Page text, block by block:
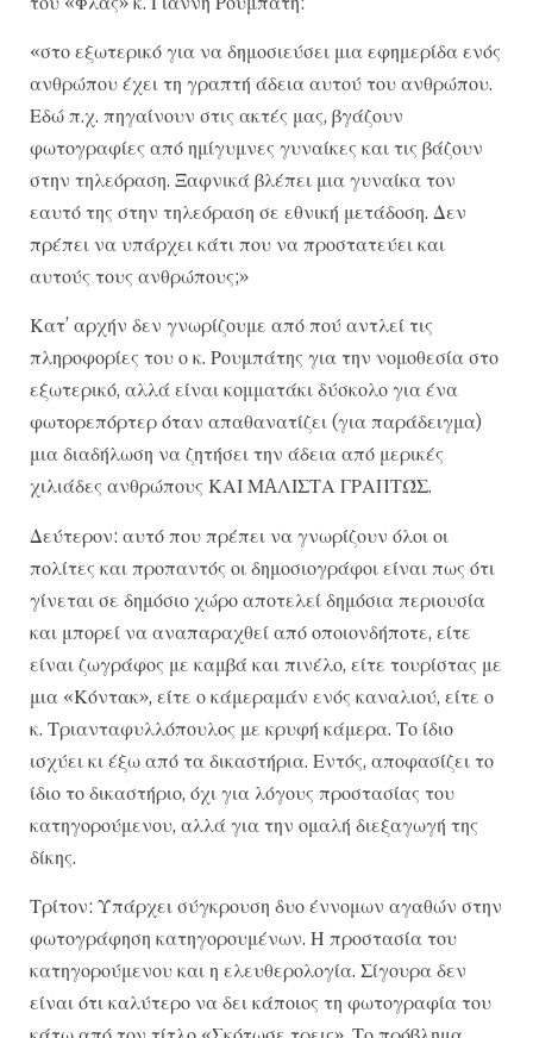
«στο εξωτερικό για να δημοσιεύσει μια εφημερίδα ενός
ανθρώπου έχει τη γραπτή άδεια αυτού του ανθρώπου.
Εδώ π.χ. πηγαίνουν στις ακτές μας, βγάζουν
φωτογραφίες από ημίγυμνες γυναίκες και τις βάζουν
στην τηλεόραση. Ξαφνικά βλέπει μια γυναίκα τον
εαυτό της στην τηλεόραση σε εθνική μετάδοση. Δεν
πρέπει να υπάρχει κάτι που να προστατεύει και
αυτούς τους ανθρώπους;»
Κατ’ αρχήν δεν γνωρίζουμε από πού αντλεί τις
πληροφορίες του ο κ. Ρουμπάτης για την νομοθεσία στο
εξωτερικό, αλλά είναι κομματάκι δύσκολο για ένα
φωτορεπόρτερ όταν απαθανατίζει (για παράδειγμα)
μια διαδήλωση να ζητήσει την άδεια από μερικές
χιλιάδες ανθρώπους ΚΑΙ ΜAΛΙΣΤΑ ΓΡΑΠΤΏΣ.
Δεύτερον: αυτό που πρέπει να γνωρίζουν όλοι οι
πολίτες και προπαντός οι δημοσιογράφοι είναι πως ότι
γίνεται σε δημόσιο χώρο αποτελεί δημόσια περιουσία
και μπορεί να αναπαραχθεί από οποιονδήποτε, είτε
είναι ζωγράφος με καμβά και πινέλο, είτε τουρίστας με
μια «Κόντακ», είτε ο κάμεραμάν ενός καναλιού, είτε ο
κ. Τριανταφυλλόπουλος με κρυφή κάμερα. Το ίδιο
ισχύει κι έξω από τα δικαστήρια. Εντός, αποφασίζει το
ίδιο το δικαστήριο, όχι για λόγους προστασίας του
κατηγορούμενου, αλλά για την ομαλή διεξαγωγή της
δίκης.
Τρίτον: Υπάρχει σύγκρουση δυο έννομων αγαθών στην
φωτογράφηση κατηγορουμένων. Η προστασία του
κατηγορούμενου και η ελευθερολογία. Σίγουρα δεν
είναι ότι καλύτερο να δει κάποιος τη φωτογραφία του